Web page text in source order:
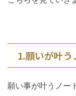
1.願いが叶
願い事が叶うノー